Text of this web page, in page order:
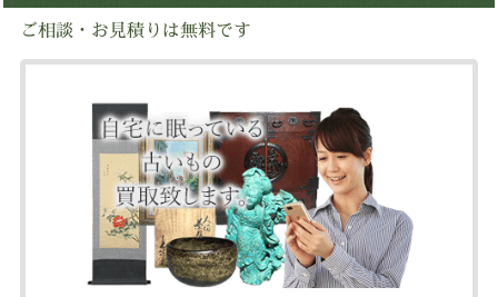
ご相談・お見積りは無料です